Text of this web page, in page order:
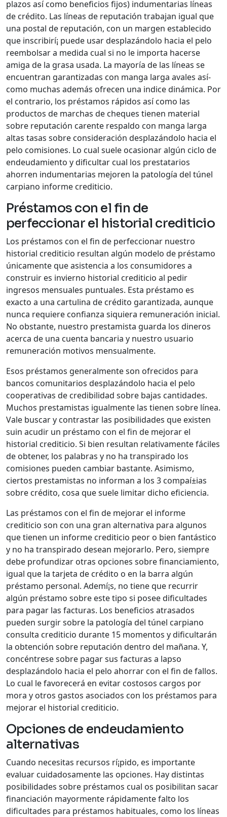
plazos así­ como beneficios fijos) indumentarias líneas
de crédito. Las líneas de reputación trabajan igual que
una postal de reputación, con un margen establecido
que inscribirí¡ puede usar desplazándolo hacia el pelo
reembolsar a medida cual si no le importa hacerse
amiga de la grasa usada. La mayoría de las líneas se
encuentran garantizadas con manga larga avales así­
como muchas además ofrecen una indice dinámica. Por
el contrario, los préstamos rápidos así­ como las
productos de marchas de cheques tienen material
sobre reputación carente respaldo con manga larga
altas tasas sobre consideración desplazándolo hacia el
pelo comisiones. Lo cual suele ocasionar algún ciclo de
endeudamiento y dificultar cual los prestatarios
ahorren indumentarias mejoren la patologí­a del túnel
carpiano informe crediticio.
Préstamos con el fin de
perfeccionar el historial crediticio
Los préstamos con el fin de perfeccionar nuestro
historial crediticio resultan algún modelo de préstamo
únicamente que asistencia a los consumidores a
construir es invierno historial crediticio al pedir
ingresos mensuales puntuales. Esta préstamo es
exacto a una cartulina de crédito garantizada, aunque
nunca requiere confianza siquiera remuneración inicial.
No obstante, nuestro prestamista guarda los dineros
acerca de una cuenta bancaria y nuestro usuario
remuneración motivos mensualmente.
Esos préstamos generalmente son ofrecidos para
bancos comunitarios desplazándolo hacia el pelo
cooperativas de credibilidad sobre bajas cantidades.
Muchos prestamistas igualmente las tienen sobre línea.
Vale buscar y contrastar las posibilidades que existen
suin acudir un préstamo con el fin de mejorar el
historial crediticio. Si bien resultan relativamente fáciles
de obtener, los palabras y no ha transpirado los
comisiones pueden cambiar bastante. Asimismo,
ciertos prestamistas no informan a los 3 compaí±ias
sobre crédito, cosa que suele limitar dicho eficiencia.
Las préstamos con el fin de mejorar el informe
crediticio son con una gran alternativa para algunos
que tienen un informe crediticio peor o bien fantástico
y no ha transpirado desean mejorarlo. Pero, siempre
debe profundizar otras opciones sobre financiamiento,
igual que la tarjeta de crédito o en la barra algún
préstamo personal. Ademí¡s, no tiene que recurrir
algún préstamo sobre este tipo si posee dificultades
para pagar las facturas. Los beneficios atrasados ​​
pueden surgir sobre la patologí­a del túnel carpiano
consulta crediticio durante 15 momentos y dificultarán
la obtención sobre reputación dentro del mañana. Y,
concéntrese sobre pagar sus facturas a lapso
desplazándolo hacia el pelo ahorrar con el fin de fallos.
Lo cual le favorecerá en evitar costosos cargos por
mora y otros gastos asociados con los préstamos para
mejorar el historial crediticio.
Opciones de endeudamiento
alternativas
Cuando necesitas recursos rí¡pido, es importante
evaluar cuidadosamente las opciones. Hay distintas
posibilidades sobre préstamos cual os posibilitan sacar
financiación mayormente rápidamente falto los
dificultades para préstamos habituales, como los líneas